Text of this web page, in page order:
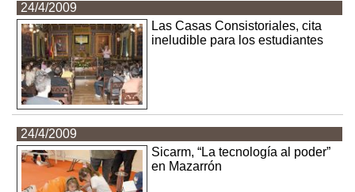
24/4/2009
Las Casas Consistoriales, cita
ineludible para los estudiantes
24/4/2009
Sicarm, “La tecnología al poder”
en Mazarrón